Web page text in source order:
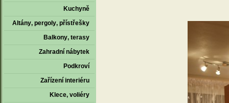
Kuchyně
Altány‚ pergoly‚ přístřešky
Balkony‚ terasy
Zahradní nábytek
Podkroví
Zařízení interiéru
Klece‚ voliéry